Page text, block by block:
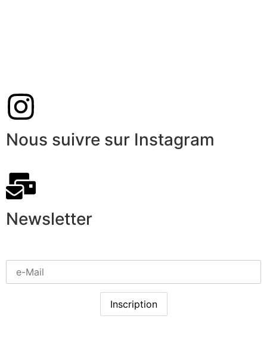
Nous suivre sur Instagram
Newsletter